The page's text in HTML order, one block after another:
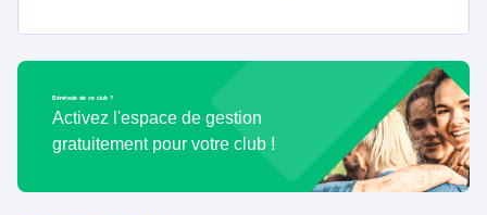
Bénévole de ce club ?
Activez l'espace de gestion
gratuitement pour votre club !